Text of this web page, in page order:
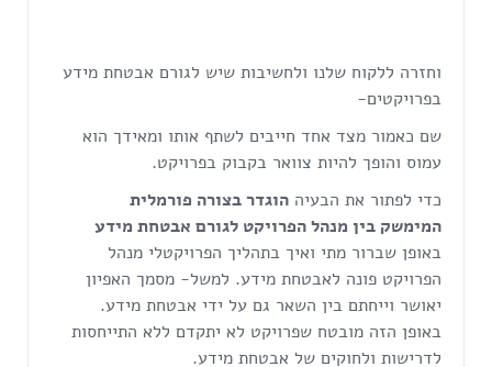
וחזרה ללקוח שלנו ולחשיבות שיש לגורם אבטחת מידע
בפרויקטים-
שם כאמור מצד אחד חייבים לשתף אותו ומאידך הוא
עמוס והופך להיות צוואר בקבוק בפרויקט.
כדי לפתור את הבעיה הוגדר בצורה פורמלית
המימשק בין מנהל הפרויקט לגורם אבטחת מידע
באופן שברור מתי ואיך בתהליך הפרויקטלי מנהל
הפרויקט פונה לאבטחת מידע. למשל- מסמך האפיון
יאושר וייחתם בין השאר גם על ידי אבטחת מידע.
באופן הזה מובטח שפרויקט לא יתקדם ללא התייחסות
לדרישות ולחוקים של אבטחת מידע.